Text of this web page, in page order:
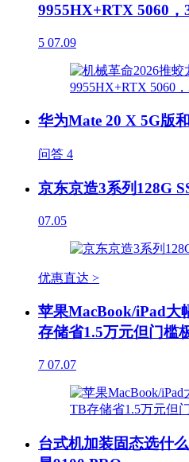
9955HX+RTX 5060，
5 07.09
华为Mate 20 X 5G版
问答 4
京东京造3系列128G
07.05
优惠直达 >
苹果MacBook/iPad大
存储省1.5万元但门槛
7 07.07
台式机加装固态选什